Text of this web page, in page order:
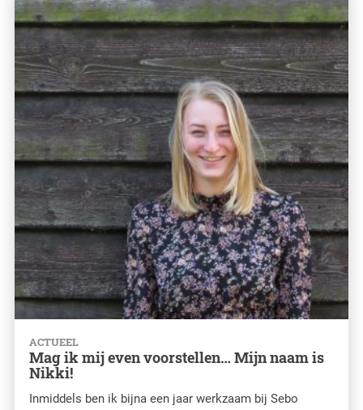
ACTUEEL
Mag ik mij even voorstellen… Mijn naam is
Nikki!
Inmiddels ben ik bijna een jaar werkzaam bij Sebo